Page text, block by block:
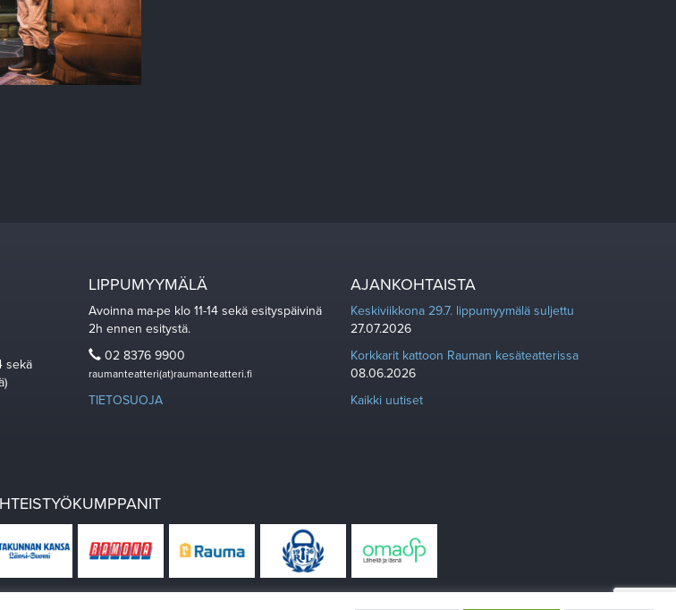
sekä
LIPPUMYYMÄLÄ
Avoinna ma-pe klo 11-14 sekä esityspäivinä
2h ennen esitystä.
02 8376 9900
raumanteatteri(at)raumanteatteri.fi
TIETOSUOJA
AJANKOHTAISTA
Keskiviikkona 29.7. lippumyymälä suljettu
27.07.2026
Korkkarit kattoon Rauman kesäteatterissa
08.06.2026
Kaikki uutiset